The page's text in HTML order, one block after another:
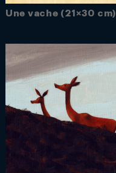
Une vache (21×30 cm)